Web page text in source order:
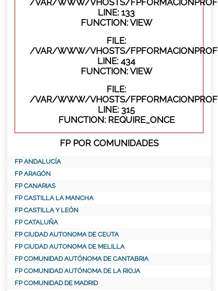
/VAR/WWW/VHOSTS/
LINE: 133
FUNCTION: VIEW
FILE:
/VAR/WWW/VHOSTS/
LINE: 434
FUNCTION: VIEW
FILE:
/VAR/WWW/VHOSTS/
LINE: 315
FUNCTION: REQUIRE_ONCE
FP POR COMUNIDADES
FP ANDALUCÍA
FP ARAGÓN
FP CANARIAS
FP CASTILLA LA MANCHA
FP CASTILLA Y LEÓN
FP CATALUÑA
FP CIUDAD AUTONOMA DE CEUTA
FP CIUDAD AUTONOMA DE MELILLA
FP COMUNIDAD AUTÓNOMA DE CANTABRIA
FP COMUNIDAD AUTÓNOMA DE LA RIOJA
FP COMUNIDAD DE MADRID